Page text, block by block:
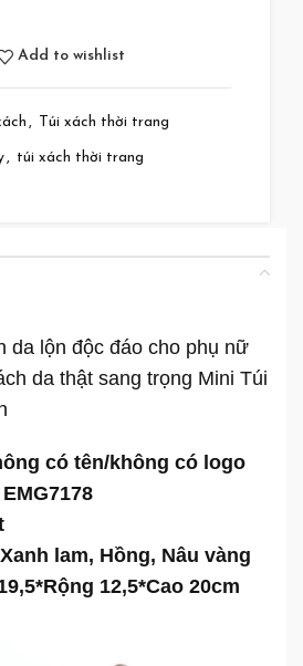
Add to wishlist
, Túi xách thời trang
, túi xách thời trang
da lộn độc đáo cho phụ nữ
da thật sang trọng Mini Túi
có tên/không có logo
lam, Hồng, Nâu vàng
12,5*Cao 20cm